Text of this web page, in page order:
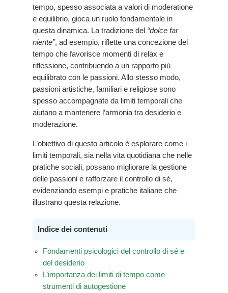
tempo, spesso associata a valori di moderatione
e equilibrio, gioca un ruolo fondamentale in
questa dinamica. La tradizione del “dolce far
niente”, ad esempio, riflette una concezione del
tempo che favorisce momenti di relax e
riflessione, contribuendo a un rapporto più
equilibrato con le passioni. Allo stesso modo,
passioni artistiche, familiari e religiose sono
spesso accompagnate da limiti temporali che
aiutano a mantenere l’armonia tra desiderio e
moderazione.
L’obiettivo di questo articolo è esplorare come i
limiti temporali, sia nella vita quotidiana che nelle
pratiche sociali, possano migliorare la gestione
delle passioni e rafforzare il controllo di sé,
evidenziando esempi e pratiche italiane che
illustrano questa relazione.
Indice dei contenuti
Fondamenti psicologici del controllo di sé e
del desiderio
L’importanza dei limiti di tempo come
strumenti di autogestione